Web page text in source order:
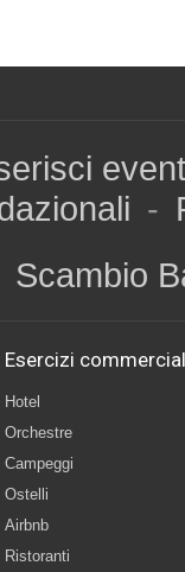
-
Scambio
Esercizi
Hotel
Orchestre
Campeggi
Ostelli
Airbnb
Ristoranti